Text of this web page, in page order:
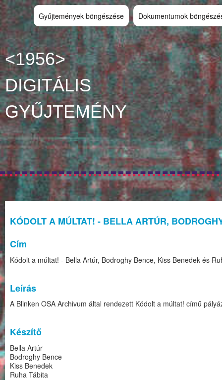
Gyűjtemények böngészése Dokumentumok
<1956>
DIGITÁLIS
GYŰJTEMÉNY
KÓDOLT A MÚLTAT! - BELLA ARTÚR,
Cím
Kódolt a múltat! - Bella Artúr, Bodroghy Bence, Kiss Benedek és
Leírás
A Blinken OSA Archivum által rendezett Kódolt a múltat! című
Készítő
Bella Artúr
Bodroghy Bence
Kiss Benedek
Ruha Tábita